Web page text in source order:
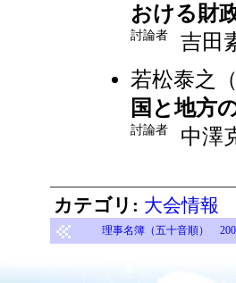
おける財
討論者
吉田
若松泰之
国と地方
討論者 中澤
カテゴリ : 大会情報
理事名簿（五十音順）